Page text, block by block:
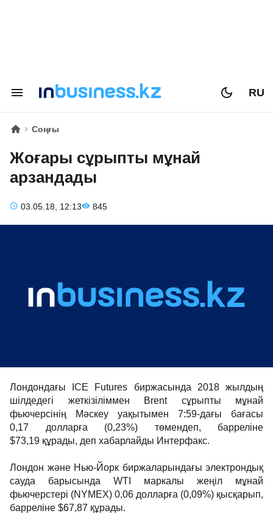
RU
Соңғы
Жоғары сұрыпты мұнай
арзандады
03.05.18, 12:13 845
Лондондағы ICE Futures биржасында 2018 жылдың
шілдедегі жеткізіліммен Brent сұрыпты мұнай
фьючерсінің Мәскеу уақытымен 7:59-дағы бағасы
0,17 долларға (0,23%) төмендеп, барреліне
$73,19 құрады, деп хабарлайды Интерфакс.
Лондон және Нью-Йорк биржаларындағы электрондық
сауда барысында WTI маркалы жеңіл мұнай
фьючерстері (NYMEX) 0,06 долларға (0,09%) қысқарып,
барреліне $67,87 құрады.